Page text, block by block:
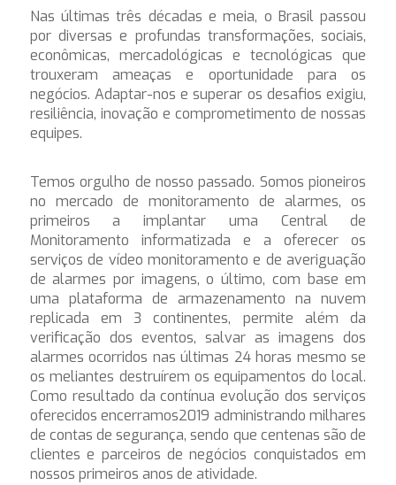
Nas últimas três décadas e meia, o Brasil passou
por diversas e profundas transformações, sociais,
econômicas, mercadológicas e tecnológicas que
trouxeram ameaças e oportunidade para os
negócios. Adaptar-nos e superar os desafios exigiu,
resiliência, inovação e comprometimento de nossas
equipes.
Temos orgulho de nosso passado. Somos pioneiros
no mercado de monitoramento de alarmes, os
primeiros a implantar uma Central de
Monitoramento informatizada e a oferecer os
serviços de vídeo monitoramento e de averiguação
de alarmes por imagens, o último, com base em
uma plataforma dearmazenamento na nuvem
replicada em 3 continentes, permite além da
verificação dos eventos, salvar as imagens dos
alarmes ocorridos nas últimas 24 horas mesmo se
os meliantes destruírem os equipamentos do local.
Como resultado da contínua evolução dos serviços
oferecidos encerramos2019 administrando milhares
de contas de segurança, sendo que centenas são de
clientes e parceiros de negócios conquistados em
nossos primeiros anos de atividade.